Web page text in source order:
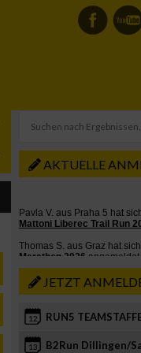
AKTUELLE
JETZT
12 RUN5
13 B2Run Dillingen/